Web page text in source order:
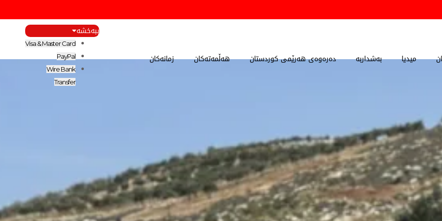
میدیا بەشداربە دەرەوەی هەرێمی کوردستان هەڵمەتەکان زمانەکان
ببەخشە
Visa & Master Card
PayPal
Wire Bank
Transfer